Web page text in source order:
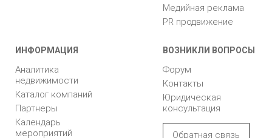
Медийная реклама
PR продвижение
ИНФОРМАЦИЯ
Аналитика
недвижимости
Каталог компаний
Партнеры
Календарь
мероприятий
ВОЗНИКЛИ ВОПРОСЫ
Форум
Контакты
Юридическая
консультация
Обратная связь